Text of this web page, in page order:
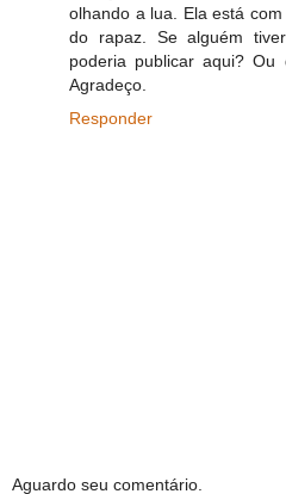
olhando a lua. Ela está
do rapaz. Se alguém
poderia publicar aqui?
Agradeço.
Responder
Aguardo seu comentário.